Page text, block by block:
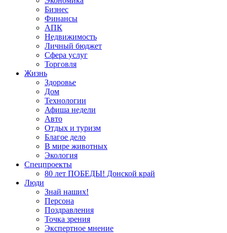
Бизнес
Финансы
АПК
Недвижимость
Личный бюджет
Сфера услуг
Торговля
Жизнь
Здоровье
Дом
Технологии
Афиша недели
Авто
Отдых и туризм
Благое дело
В мире животных
Экология
Спецпроекты
80 лет ПОБЕДЫ! Донской край
Люди
Знай наших!
Персона
Поздравления
Точка зрения
Экспертное мнение